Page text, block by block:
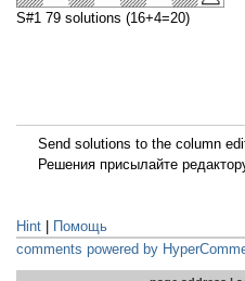
S#1 79 solutions (16+4=20)
Send solutions to the column
Решения присылайте
Hint
Помощь
comments powered by